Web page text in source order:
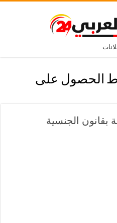
الحصول على
بقانون الجنسية